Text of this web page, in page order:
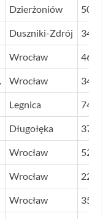
Dzierżoniów 50
Duszniki-Zdrój 34
Wrocław 46
Wrocław 34
Legnica 74
Długołęka 37
Wrocław 52
Wrocław 227
Wrocław 35